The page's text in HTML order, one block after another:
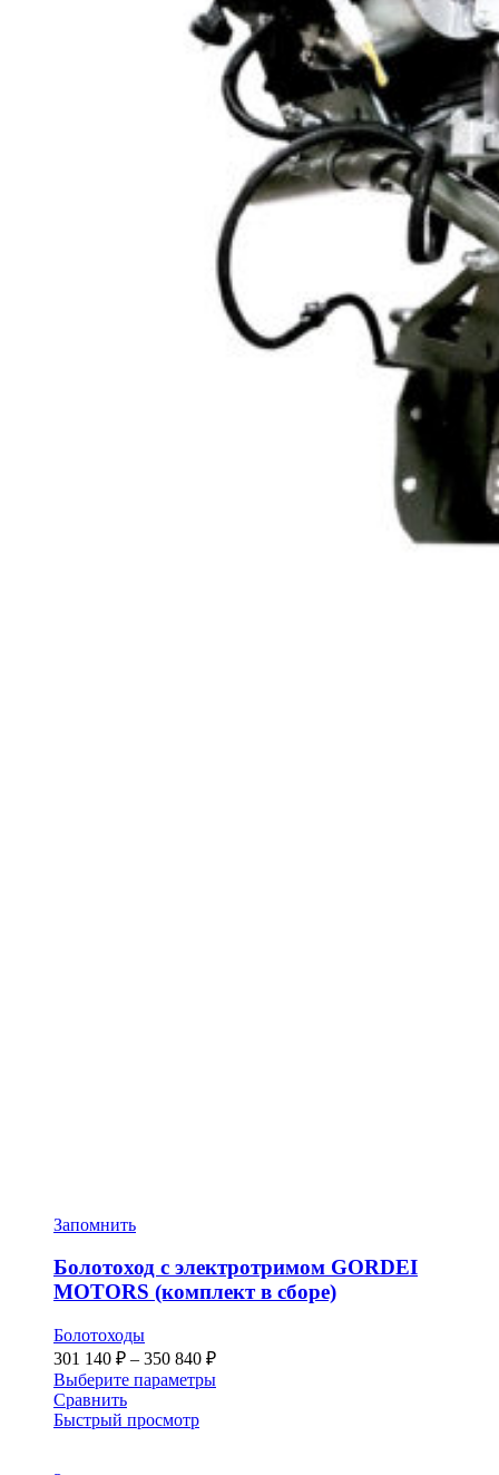
Запомнить
Болотоход с электротримом GORDEI
MOTORS (комплект в сборе)
Болотоходы
301 140 ₽ – 350 840 ₽Диапазон
цен:
Выберите параметрыЭтот
Сравнить
Быстрый просмотр